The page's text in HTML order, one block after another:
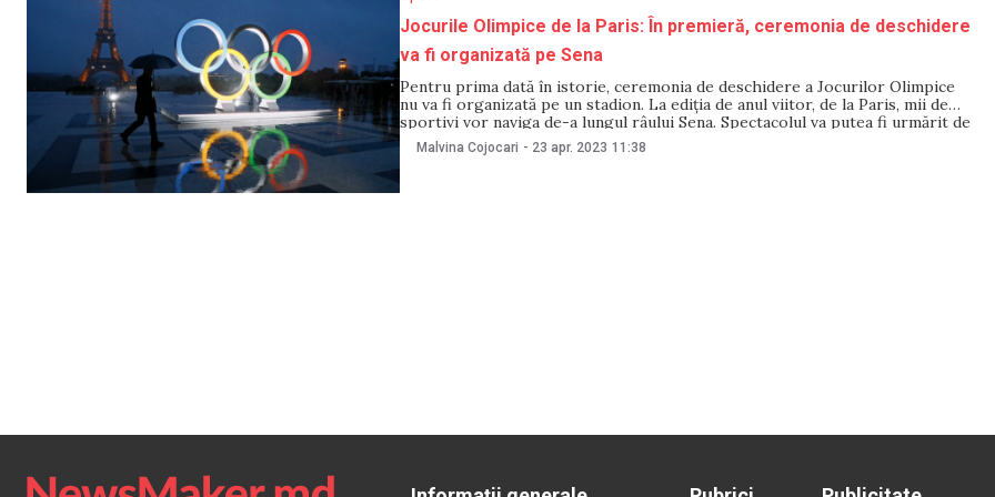
Jocurile Olimpice de la Paris: În premieră, ceremonia de deschidere
va fi organizată pe Sena
Pentru prima dată în istorie, ceremonia de deschidere a Jocurilor Olimpice
nu va fi organizată pe un stadion. La ediția de anul viitor, de la Paris, mii de
sportivi vor naviga de-a lungul râului Sena. Spectacolul va putea fi urmărit de
sute de mii de oameni, scrie Euronews.ro. Cel puțin
Malvina Cojocari - 23 apr. 2023 11:38